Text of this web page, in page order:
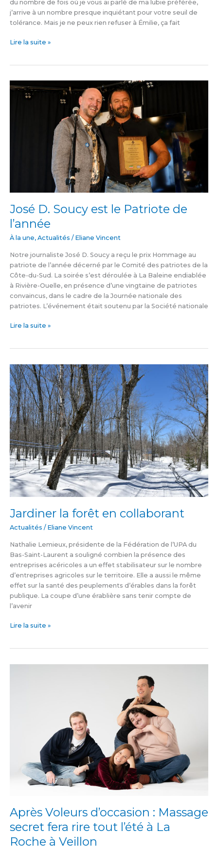
du nombre de fois où je vous ai parlé de ma lubie préférée,
j’arrive à un nombre presque inquiétant pour votre seuil de
tolérance. Mais je ne peux rien refuser à Émilie, ça fait
Lire la suite »
José D. Soucy est le Patriote de
l’année
À la une, Actualités / Eliane Vincent
Notre journaliste José D. Soucy a reçu le prix Hommage au
patriote de l’année décerné par le Comité des patriotes de la
Côte-du-Sud. La soirée s’est déroulée à La Baleine endiablée
à Rivière-Ouelle, en présence d’une vingtaine de patriotes
convaincus, dans le cadre de la Journée nationale des
patriotes. L’événement était soutenu par la Société nationale
José
Lire la suite »
Jardiner la forêt en collaborant
Actualités / Eliane Vincent
Nathalie Lemieux, présidente de la Fédération de l’UPA du
Bas-Saint-Laurent a souligné combien la présence des
entreprises acéricoles a un effet stabilisateur sur le nombre
d’entreprises agricoles sur le territoire. Elle a aussi le même
effet sur la santé des peuplements d’érables dans la forêt
publique. La coupe d’une érablière sans tenir compte de
l’avenir
Jardiner
la
forêt
en
collaborant
Lire la suite »
Après Voleurs d’occasion : Massage
secret fera rire tout l’été à La
Roche à Veillon
Veillon